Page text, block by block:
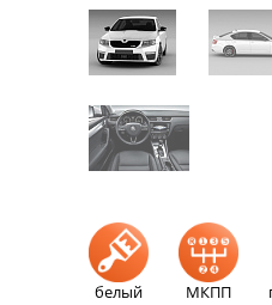
белый МКПП